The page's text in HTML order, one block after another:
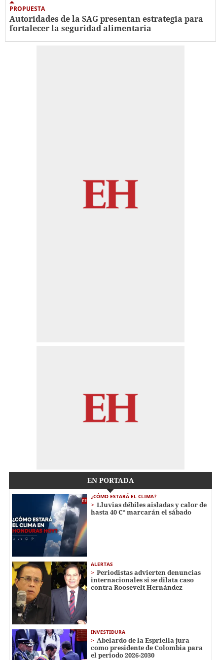
PROPUESTA
Autoridades de la SAG presentan estrategia para
fortalecer la seguridad alimentaria
EN PORTADA
¿CÓMO ESTARÁ EL CLIMA?
Lluvias débiles aisladas y calor de
hasta 40 C° marcarán el sábado
ALERTAS
Periodistas advierten denuncias
internacionales si se dilata caso
contra Roosevelt Hernández
INVESTIDURA
Abelardo de la Espriella jura
como presidente de Colombia para
el periodo 2026-2030